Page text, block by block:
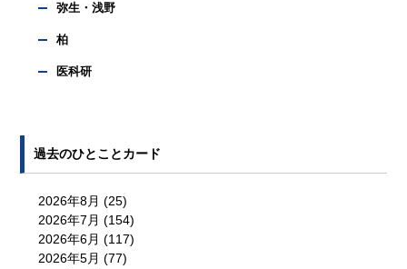
弥生・浅野
柏
医科研
過去のひとことカード
2026年8月 (25)
2026年7月 (154)
2026年6月 (117)
2026年5月 (77)